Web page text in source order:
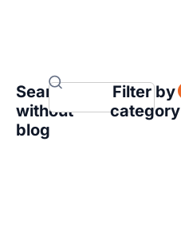
Search
without
blog
Filter by
category